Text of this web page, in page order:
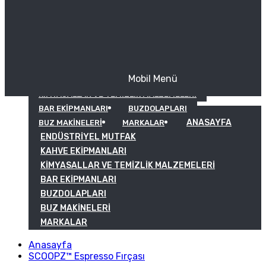
KIMYASALLAR VE TEMIZLIK MALZEMELERI
BAR EKIPMANLARI
BUZDOLAPLARI
BUZ MAKINELERI
MARKALAR
Mobil Menü
ANASAYFA
ENDÜSTRIYEL MUTFAK
KAHVE EKIPMANLARI
KIMYASALLAR VE TEMIZLIK MALZEMELERI
BAR EKIPMANLARI
BUZDOLAPLARI
BUZ MAKINELERI
MARKALAR
Anasayfa
SCOOPZ™ Espresso Fırçası